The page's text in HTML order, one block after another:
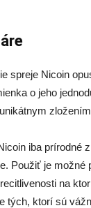
spreje Nicoin
o jeho
iba prírodné
Použiť je možné
na
tých, ktorí sú